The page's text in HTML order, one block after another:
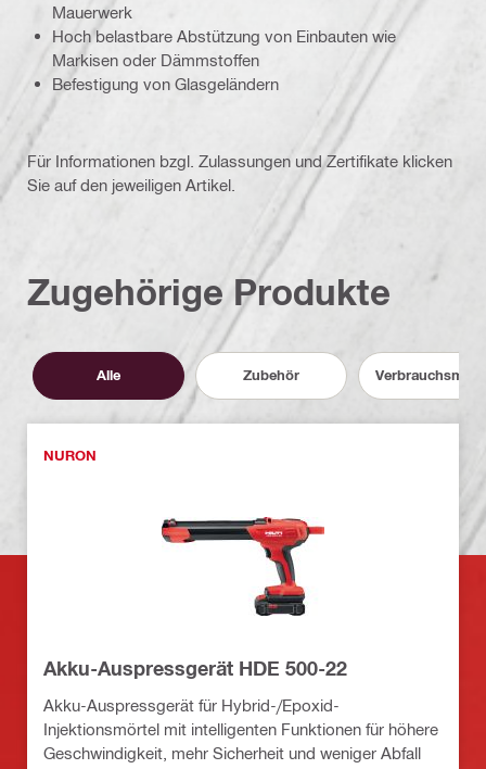
Mauerwerk
Hoch belastbare Abstützung von Einbauten wie
Markisen oder Dämmstoffen
Befestigung von Glasgeländern
Für Informationen bzgl. Zulassungen und Zertifikate klicken
Sie auf den jeweiligen Artikel.
Zugehörige Produkte
Alle Zubehör
NURON
Akku-Auspressgerät HDE 500-22
Akku-Auspressgerät für Hybrid-/Epoxid-
Injektionsmörtel mit intelligenten Funktionen für höhere
Geschwindigkeit, mehr Sicherheit und weniger Abfall